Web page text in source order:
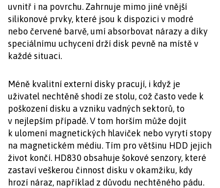
uvnitř i na povrchu. Zahrnuje mimo jiné vnější
silikonové prvky, které jsou k dispozici v modré
nebo červené barvě, umí absorbovat nárazy a díky
speciálnímu uchycení drží disk pevně na místě v
každé situaci.
Méně kvalitní externí disky pracují, i když je
uživatel nechtěně shodí ze stolu, což často vede k
poškození disku a vzniku vadných sektorů, to
v nejlepším případě. V tom horším může dojít
k ulomení magnetických hlaviček nebo vyrytí stopy
na magnetickém médiu. Tím pro většinu HDD jejich
život končí. HD830 obsahuje šokové senzory, které
zastaví veškerou činnost disku v okamžiku, kdy
hrozí náraz, například z důvodu nechtěného pádu.